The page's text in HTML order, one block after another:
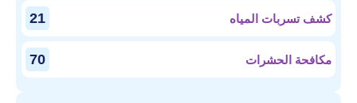
كشف تسربات المياه 21
مكافحة الحشرات 70